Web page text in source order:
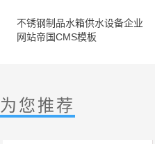
不锈钢制品水箱供水设备企业
网站帝国CMS模板
为您推荐